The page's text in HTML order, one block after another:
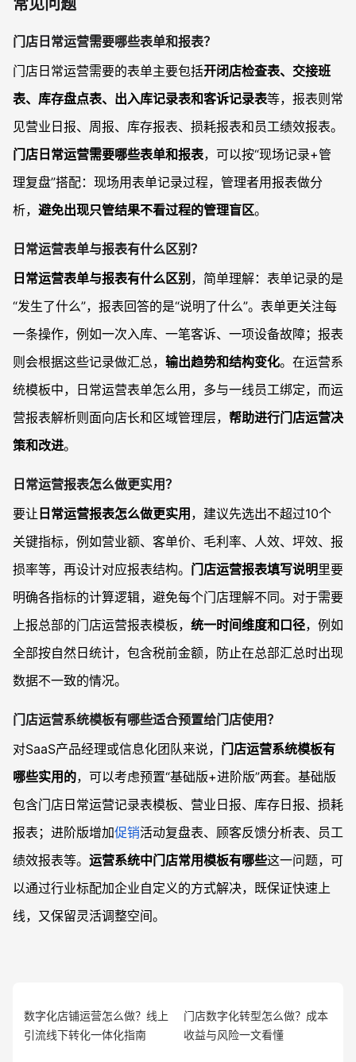
常见问题
门店日常运营需要哪些表单和报表？
门店日常运营需要的表单主要包括开闭店检查表、交接班
表、库存盘点表、出入库记录表和客诉记录表等，报表则常
见营业日报、周报、库存报表、损耗报表和员工绩效报表。
门店日常运营需要哪些表单和报表，可以按“现场记录+管
理复盘”搭配：现场用表单记录过程，管理者用报表做分
析， 避免出现只管结果不看过程的管理盲区。
日常运营表单与报表有什么区别？
日常运营表单与报表有什么区别 ，简单理解：表单记录的是
“发生了什么”，报表回答的是“说明了什么”。表单更关注每
一条操作，例如一次入库、一笔客诉、一项设备故障；报表
则会根据这些记录做汇总， 输出趋势和结构变化。在运营系
统模板中，日常运营表单怎么用，多与一线员工绑定，而运
营报表解析则面向店长和区域管理层， 帮助进行门店运营决
策和改进。
日常运营报表怎么做更实用？
要让 日常运营报表怎么做更实用，建议先选出不超过10个
关键指标，例如营业额、客单价、毛利率、人效、坪效、报
损率等，再设计对应报表结构。 门店运营报表填写说明里要
明确各指标的计算逻辑，避免每个门店理解不同。对于需要
上报总部的门店运营报表模板， 统一时间维度和口径，例如
全部按自然日统计，包含税前金额，防止在总部汇总时出现
数据不一致的情况。
门店运营系统模板有哪些适合预置给门店使用？
对SaaS产品经理或信息化团队来说， 门店运营系统模板有
哪些实用的，可以考虑预置“基础版+进阶版”两套。基础版
包含门店日常运营记录表模板、营业日报、库存日报、损耗
报表；进阶版增加促销活动复盘表、顾客反馈分析表、员工
绩效报表等。 运营系统中门店常用模板有哪些这一问题，可
以通过行业标配加企业自定义的方式解决，既保证快速上
线，又保留灵活调整空间。
数字化店铺运营怎么做？线上
引流线下转化一体化指南
门店数字化转型怎么做？成本
收益与风险一文看懂